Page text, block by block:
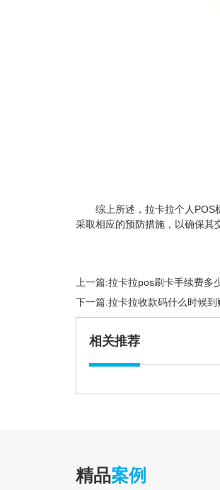
综上所述，拉卡拉个人 POS
采取相应的预防措施，以确保其
上一篇:拉卡拉pos刷卡手续费多
下一篇:拉卡拉收款码什么时候到
相关推荐
精品案例